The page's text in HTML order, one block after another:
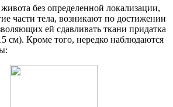
без определенной локализации,
части тела, возникают по достижении
ей сдавливать ткани придатка
см). Кроме того, нередко наблюдаются